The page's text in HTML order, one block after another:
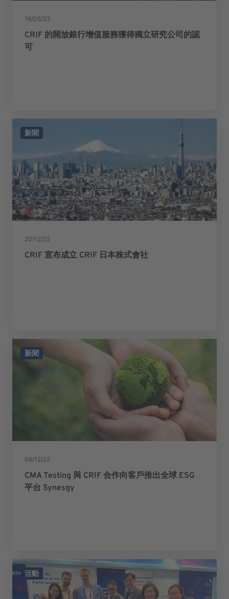
16/05/23
CRIF 的開放銀行增值服務獲得獨立研究公司的認
可
新聞
20/12/22
CRIF 宣布成立 CRIF 日本株式會社
新聞
09/12/22
CMA Testing 與 CRIF 合作向客戶推出全球 ESG
平台 Synesgy
活動